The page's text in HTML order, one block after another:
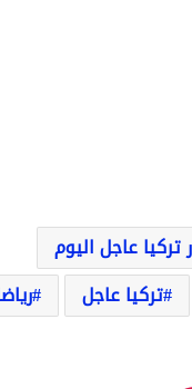
تركيا عاجل اليوم
تركيا عاجل